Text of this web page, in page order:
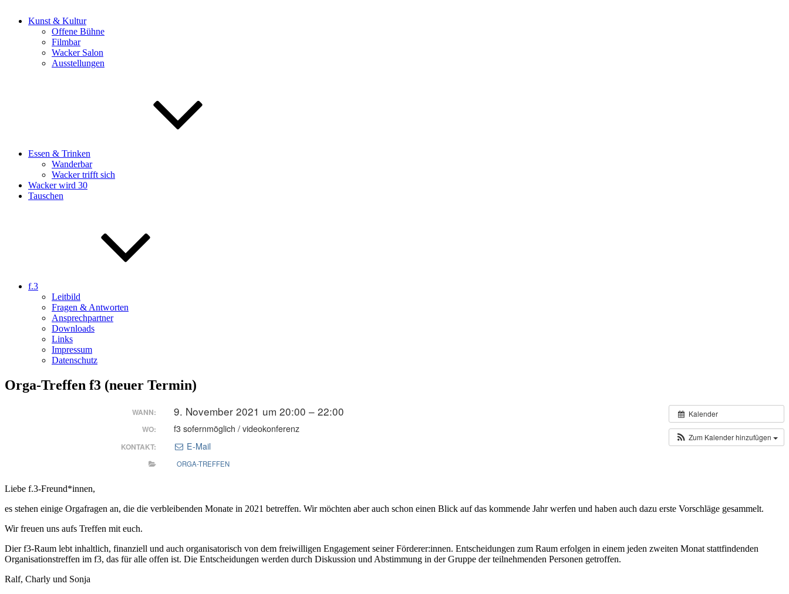
Kunst & Kultur
Offene Bühne
Filmbar
Wacker Salon
Ausstellungen
Essen & Trinken
Wanderbar
Wacker trifft sich
Wacker wird 30
Tauschen
f.3
Leitbild
Fragen & Antworten
Ansprechpartner
Downloads
Links
Impressum
Datenschutz
Orga-Treffen f3 (neuer Termin)
Kalender
Zum Kalender hinzufügen
WANN: 9. November 2021 um 20:00 – 22:00
WO: f3 sofernmöglich / videokonferenz
KONTAKT: E-Mail
ORGA-TREFFEN
Liebe f.3-Freund*innen,
es stehen einige Orgafragen an, die die verbleibenden Monate in 2021 betreffen. Wir möchten aber auch schon einen Blick auf das kommende Jahr werfen und haben auch dazu erste Vorschläge gesammelt.
Wir freuen uns aufs Treffen mit euch.
Dier f3-Raum lebt inhaltlich, finanziell und auch organisatorisch von dem freiwilligen Engagement seiner Förderer:innen. Entscheidungen zum Raum erfolgen in einem jeden zweiten Monat stattfindenden
Organisationstreffen im f3, das für alle offen ist. Die Entscheidungen werden durch Diskussion und Abstimmung in der Gruppe der teilnehmenden Personen getroffen.
Ralf, Charly und Sonja